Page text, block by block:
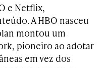
e Netflix,
A HBO nasceu
montou um
pioneiro ao adotar
em vez dos